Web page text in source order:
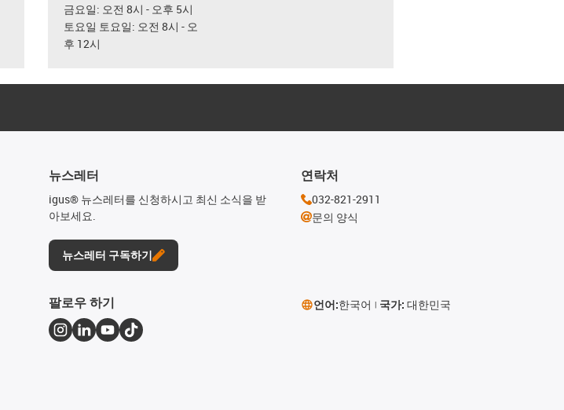
금요일: 오전 8시 - 오후 5시
토요일 토요일: 오전 8시 - 오
후 12시
뉴스레터
igus® 뉴스레터를 신청하시고 최신 소식을 받
아보세요.
뉴스레터 구독하기
연락처
032-821-2911
문의 양식
팔로우 하기 언어:한국어 국가: 대한민국